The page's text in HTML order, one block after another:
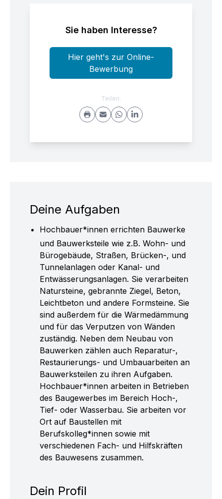
Deine Aufgaben
Hochbauer*innen errichten Bauwerke
und Bauwerksteile wie z.B. Wohn- und
Bürogebäude, Straßen, Brücken-, und
Tunnelanlagen oder Kanal- und
Entwässerungsanlagen. Sie verarbeiten
Natursteine, gebrannte Ziegel, Beton,
Leichtbeton und andere Formsteine. Sie
sind außerdem für die Wärmedämmung
und für das Verputzen von Wänden
zuständig. Neben dem Neubau von
Bauwerken zählen auch Reparatur-,
Restaurierungs- und Umbauarbeiten an
Bauwerksteilen zu ihren Aufgaben.
Hochbauer*innen arbeiten in Betrieben
des Baugewerbes im Bereich Hoch-,
Tief- oder Wasserbau. Sie arbeiten vor
Ort auf Baustellen mit
Berufskolleg*innen sowie mit
verschiedenen Fach- und Hilfskräften
des Bauwesens zusammen.
Dein Profil
Sie haben Interesse?
Hier geht's zur Online-
Bewerbung
Teilen: